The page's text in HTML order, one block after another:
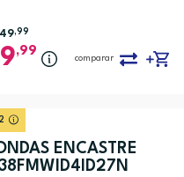
,99
,99
comparar
ENCASTRE